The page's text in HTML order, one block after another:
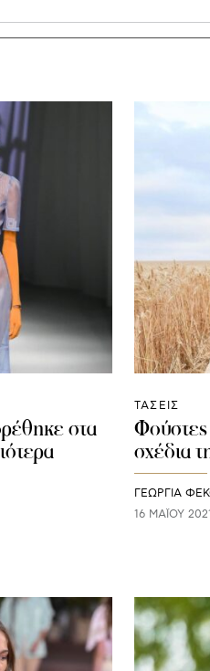
στα
ΤΑΣΕΙΣ
σχέδια
ΓΕΩΡΓΙΑ
16 ΜΑΪ́ΟΥ